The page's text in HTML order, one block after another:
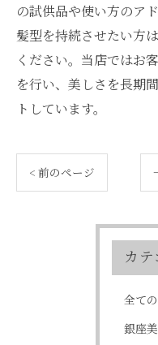
の試供品や使い方のア
髪型を持続させたい方
ください。当店ではお
を行い、美しさを長期
トしています。
< 前のページ
カ
全て
銀座